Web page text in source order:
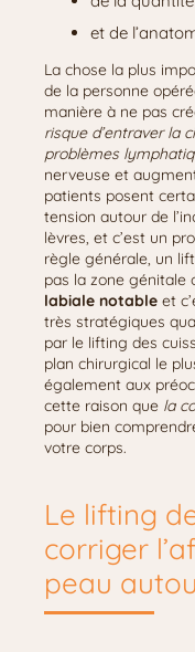
et de
La chose la plus
de la personne
manière à ne pas
risque d’entraver la
problèmes
nerveuse et
patients posent
tension autour de
lèvres, et c’est un
règle générale, un
pas la zone génitale
labiale notable et
très stratégiques
par le lifting des
plan chirurgical le
également aux
cette raison que la
pour bien
votre corps.
Le lifting
corriger
peau